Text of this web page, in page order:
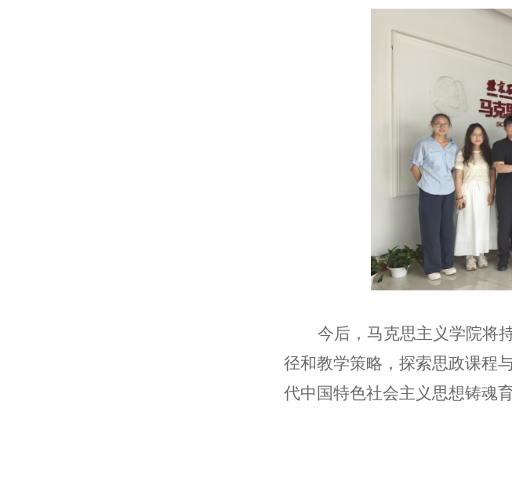
今后，马克思主义学院将
径和教学策略，探索思政课程
代中国特色社会主义思想铸魂